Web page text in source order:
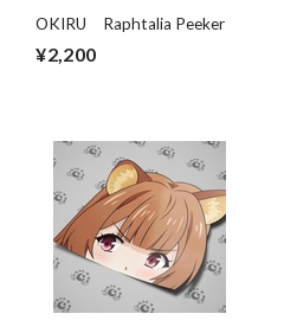
OKIRU Raphtalia Peeker
¥2,200